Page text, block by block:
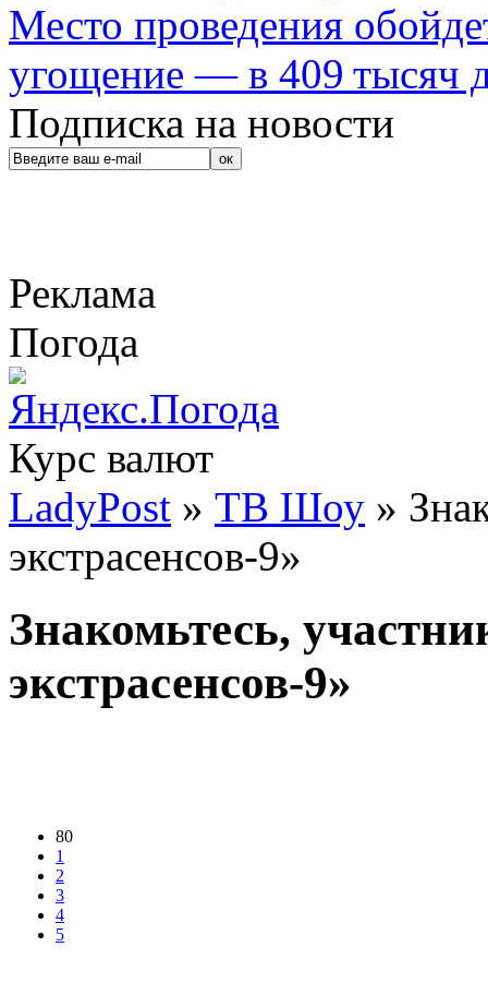
Место проведения
угощение — в 409 тысяч
Подписка на новости
Реклама
Погода
Курс валют
LadyPost » ТВ Шоу »
экстрасенсов-9»
Знакомьтесь,
экстрасенсов-9»
80
1
2
3
4
5